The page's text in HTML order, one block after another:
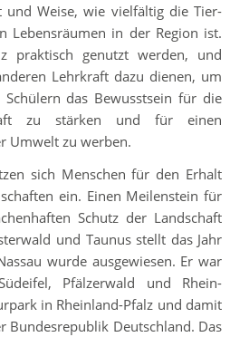
Weise, wie vielfältig die Tier-
Lebensräumen in der Region ist.
praktisch genutzt werden, und
Lehrkraft dazu dienen, um
das Bewusstsein für die
zu stärken und für einen
Umwelt zu werben.
sich Menschen für den Erhalt
ein. Einen Meilenstein für
Schutz der Landschaft
und Taunus stellt das Jahr
wurde ausgewiesen. Er war
Pfälzerwald und Rhein-
in Rheinland-Pfalz und damit
Bundesrepublik Deutschland. Das